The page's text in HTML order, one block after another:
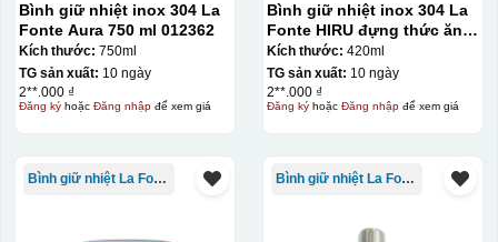
Hộp xi ly sứ
Bình giữ nhiệt inox 304 La
Fonte Aura 750 ml 012362
Kích thước: 750ml
TG sản xuất: 10 ngày
2**.000 ₫
Đăng kýhoặc Đăng nhậpđể xem giá
Bình giữ nhiệt inox 304 La
Fonte HIRU đựng thức ăn
420 ml – 012348
Kích thước: 420ml
TG sản xuất: 10 ngày
2**.000 ₫
Đăng kýhoặc Đăng nhậpđể xem giá
Bình giữ nhiệt La Fonte Bình giữ nhiệt La Fonte